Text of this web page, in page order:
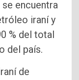
se encuentra
iraní y
% del total
del país.
de